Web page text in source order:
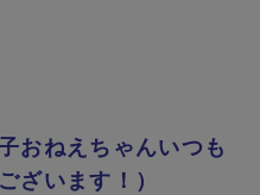
おねえちゃんいつも
ざいます！）